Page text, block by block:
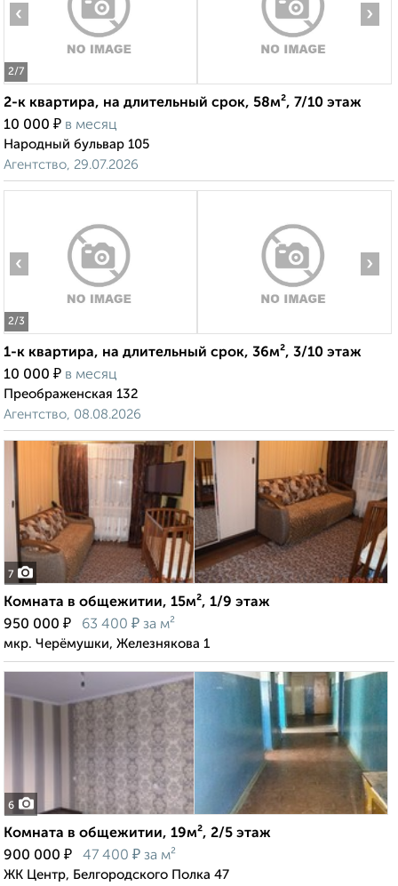
2/7
‹ ›
2-к квартира, на длительный срок, 58м², 7/10 этаж
10 000 ₽ в месяц
Народный бульвар 105
Агентство, 29.07.2026
2/3
‹ ›
1-к квартира, на длительный срок, 36м², 3/10 этаж
10 000 ₽ в месяц
Преображенская 132
Агентство, 08.08.2026
7
Комната в общежитии, 15м², 1/9 этаж
950 000 ₽ 63 400 ₽ за м²
мкр. Черёмушки, Железнякова 1
6
Комната в общежитии, 19м², 2/5 этаж
900 000 ₽ 47 400 ₽ за м²
ЖК Центр, Белгородского Полка 47